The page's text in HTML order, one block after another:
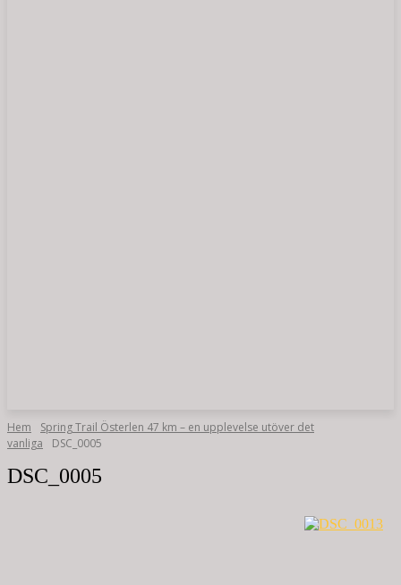
Hem
Spring Trail Österlen 47 km – en upplevelse utöver det
vanliga
DSC_0005
DSC_0005